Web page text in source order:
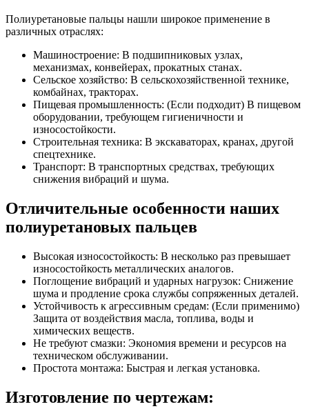
Полиуретановые пальцы нашли широкое применение в
различных отраслях:
Машиностроение: В подшипниковых узлах,
механизмах, конвейерах, прокатных станах.
Сельское хозяйство: В сельскохозяйственной технике,
комбайнах, тракторах.
Пищевая промышленность: (Если подходит) В пищевом
оборудовании, требующем гигиеничности и
износостойкости.
Строительная техника: В экскаваторах, кранах, другой
спецтехнике.
Транспорт: В транспортных средствах, требующих
снижения вибраций и шума.
Отличительные особенности наших
полиуретановых пальцев
Высокая износостойкость: В несколько раз превышает
износостойкость металлических аналогов.
Поглощение вибраций и ударных нагрузок: Снижение
шума и продление срока службы сопряженных деталей.
Устойчивость к агрессивным средам: (Если применимо)
Защита от воздействия масла, топлива, воды и
химических веществ.
Не требуют смазки: Экономия времени и ресурсов на
техническом обслуживании.
Простота монтажа: Быстрая и легкая установка.
Изготовление по чертежам: